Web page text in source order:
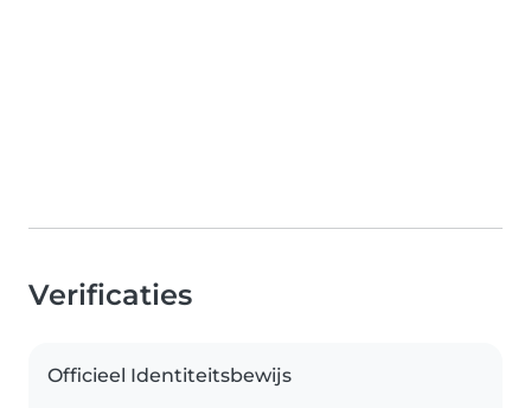
Verificaties
Officieel Identiteitsbewijs